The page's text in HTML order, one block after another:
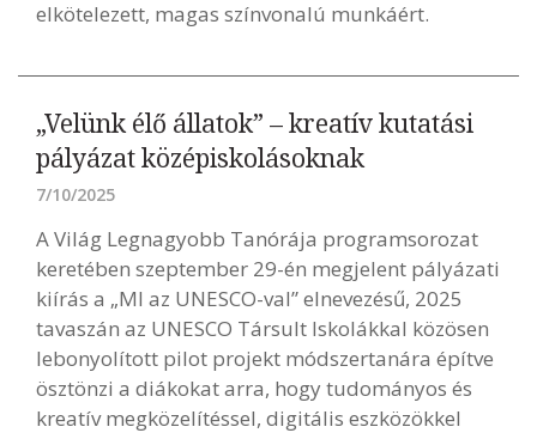
elkötelezett, magas színvonalú munkáért.
„Velünk élő állatok” – kreatív kutatási
pályázat középiskolásoknak
7/10/2025
A Világ Legnagyobb Tanórája programsorozat
keretében szeptember 29-én megjelent pályázati
kiírás a „MI az UNESCO-val” elnevezésű, 2025
tavaszán az UNESCO Társult Iskolákkal közösen
lebonyolított pilot projekt módszertanára építve
ösztönzi a diákokat arra, hogy tudományos és
kreatív megközelítéssel, digitális eszközökkel